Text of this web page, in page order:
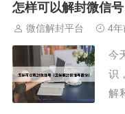
怎样可以解封微信
微信解封平台 4年
今
识
解